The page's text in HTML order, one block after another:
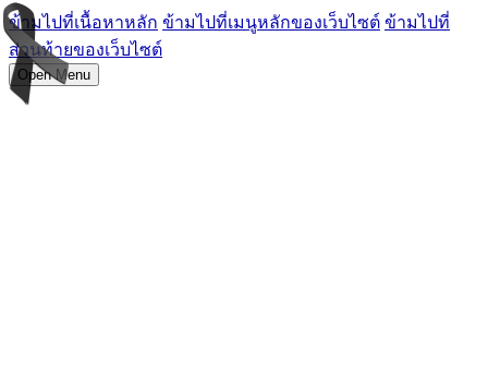
ข้ามไปที่เนื้อหาหลัก ข้ามไปที่เมนูหลักของเว็บไซต์ ข้ามไปที่
ส่วนท้ายของเว็บไซต์
Open Menu